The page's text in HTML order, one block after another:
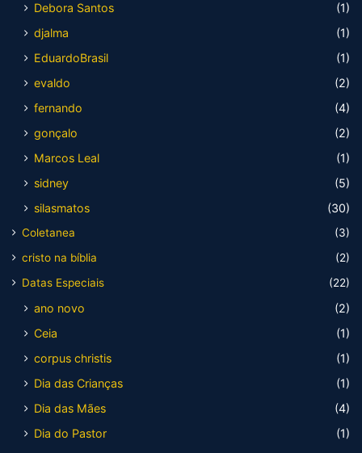
Debora Santos
(1)
djalma
(1)
EduardoBrasil
(1)
evaldo
(2)
fernando
(4)
gonçalo
(2)
Marcos Leal
(1)
sidney
(5)
silasmatos
(30)
Coletanea
(3)
cristo na bíblia
(2)
Datas Especiais
(22)
ano novo
(2)
Ceia
(1)
corpus christis
(1)
Dia das Crianças
(1)
Dia das Mães
(4)
Dia do Pastor
(1)